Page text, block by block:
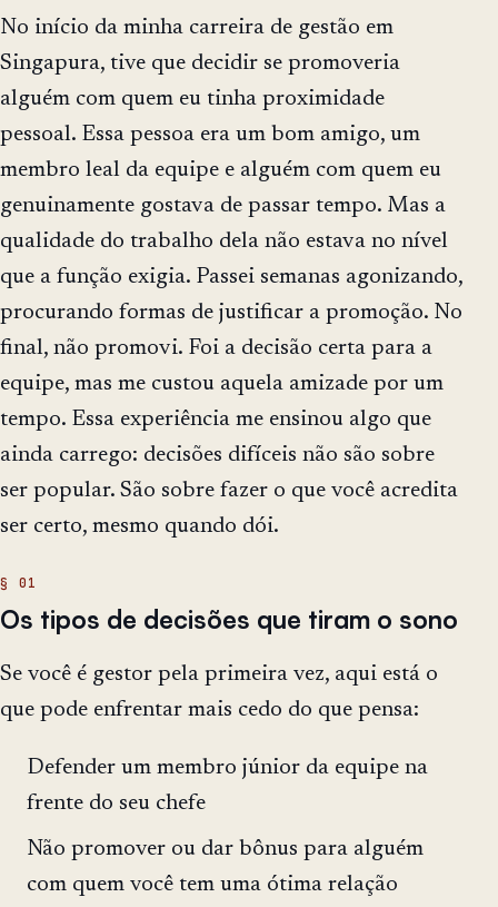
No início da minha carreira de gestão em
Singapura, tive que decidir se promoveria
alguém com quem eu tinha proximidade
pessoal. Essa pessoa era um bom amigo, um
membro leal da equipe e alguém com quem eu
genuinamente gostava de passar tempo. Mas a
qualidade do trabalho dela não estava no nível
que a função exigia. Passei semanas agonizando,
procurando formas de justificar a promoção. No
final, não promovi. Foi a decisão certa para a
equipe, mas me custou aquela amizade por um
tempo. Essa experiência me ensinou algo que
ainda carrego: decisões difíceis não são sobre
ser popular. São sobre fazer o que você acredita
ser certo, mesmo quando dói.
Os tipos de decisões que tiram o sono
Se você é gestor pela primeira vez, aqui está o
que pode enfrentar mais cedo do que pensa:
Defender um membro júnior da equipe na
frente do seu chefe
Não promover ou dar bônus para alguém
com quem você tem uma ótima relação